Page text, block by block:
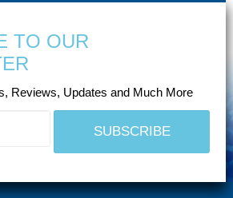
TO OUR
Reviews, Updates and Much More